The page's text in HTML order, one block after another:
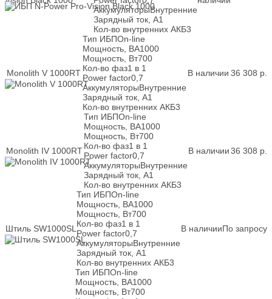
АккумуляторыВнутренние
Зарядный ток, А1
Кол-во внутренних АКБ3
Monolith V 1000RT
Тип ИБПOn-line
Мощность, ВА1000
Мощность, Вт700
Кол-во фаз1 в 1
Power factor0,7
АккумуляторыВнутренние
Зарядный ток, А1
Кол-во внутренних АКБ3
В наличии 36 308 р.
Monolith IV 1000RT
Тип ИБПOn-line
Мощность, ВА1000
Мощность, Вт700
Кол-во фаз1 в 1
Power factor0,7
АккумуляторыВнутренние
Зарядный ток, А1
Кол-во внутренних АКБ3
В наличии36 308 р.
Штиль SW1000SL
Тип ИБПOn-line
Мощность, ВА1000
Мощность, Вт700
Кол-во фаз1 в 1
Power factor0,7
АккумуляторыВнутренние
Зарядный ток, А1
Кол-во внутренних АКБ3
В наличииПо запросу
Тип ИБПOn-line
Мощность, ВА1000
Мощность, Вт700